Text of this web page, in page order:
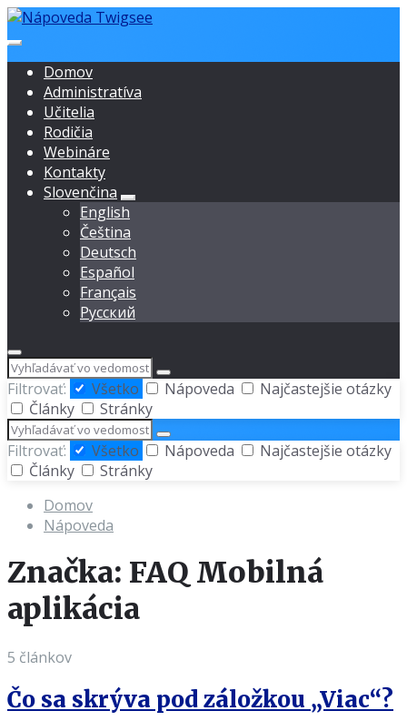
Preskočiť
na
Preskočiť
na
Preskočiť
na
Domov
Administratíva
Učitelia
Rodičia
Webináre
Kontakty
Slovenčina
English
Čeština
Deutsch
Español
Français
Русский
Hľadať
Filtrovať:
Všetko Nápoveda
Najčastejšie otázky
Články
Stránky
Hľadať
Filtrovať:
Všetko Nápoveda
Najčastejšie otázky
Články
Stránky
Domov
Nápoveda
Značka: FAQ Mobilná
aplikácia
5 článkov
Čo sa skrýva pod záložkou „Viac“?